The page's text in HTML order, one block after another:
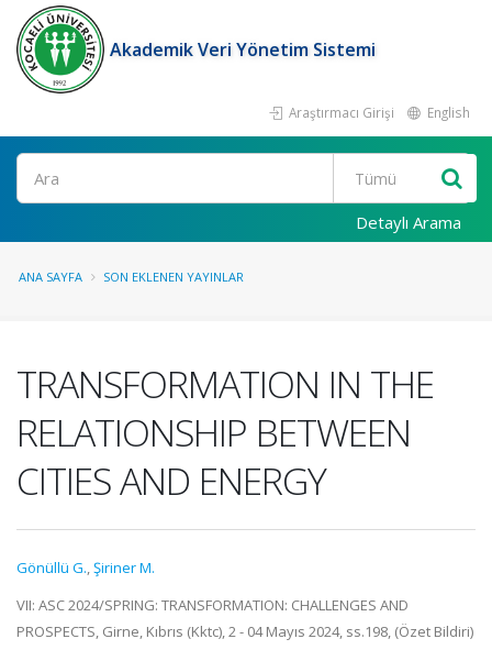
Akademik Veri Yönetim Sistemi
Araştırmacı Girişi English
Ara
Detaylı Arama
ANA SAYFA SON EKLENEN YAYINLAR
TRANSFORMATION IN THE
RELATIONSHIP BETWEEN
CITIES AND ENERGY
Gönüllü G.,Şiriner M.
VII: ASC 2024/SPRING: TRANSFORMATION: CHALLENGES AND
PROSPECTS, Girne, Kıbrıs (Kktc), 2 - 04 Mayıs 2024, ss.198, (Özet Bildiri)